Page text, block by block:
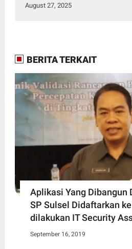
August 27, 2025
BERITA TERKAIT
Aplikasi Yang Dibangun
SP Sulsel Didaftarkan
dilakukan IT Security
September 16, 2019